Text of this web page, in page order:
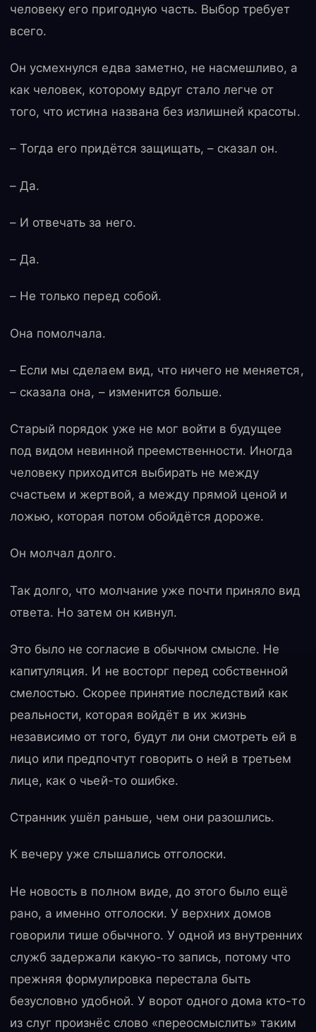
человеку его пригодную часть. Выбор требует
всего.
Он усмехнулся едва заметно, не насмешливо, а
как человек, которому вдруг стало легче от
того, что истина названа без излишней красоты.
– Тогда его придётся защищать, – сказал он.
– Да.
– И отвечать за него.
– Да.
– Не только перед собой.
Она помолчала.
– Если мы сделаем вид, что ничего не меняется,
– сказала она, – изменится больше.
Старый порядок уже не мог войти в будущее
под видом невинной преемственности. Иногда
человеку приходится выбирать не между
счастьем и жертвой, а между прямой ценой и
ложью, которая потом обойдётся дороже.
Он молчал долго.
Так долго, что молчание уже почти приняло вид
ответа. Но затем он кивнул.
Это было не согласие в обычном смысле. Не
капитуляция. И не восторг перед собственной
смелостью. Скорее принятие последствий как
реальности, которая войдёт в их жизнь
независимо от того, будут ли они смотреть ей в
лицо или предпочтут говорить о ней в третьем
лице, как о чьей-то ошибке.
Странник ушёл раньше, чем они разошлись.
К вечеру уже слышались отголоски.
Не новость в полном виде, до этого было ещё
рано, а именно отголоски. У верхних домов
говорили тише обычного. У одной из внутренних
служб задержали какую-то запись, потому что
прежняя формулировка перестала быть
безусловно удобной. У ворот одного дома кто-то
из слуг произнёс слово «переосмыслить» таким